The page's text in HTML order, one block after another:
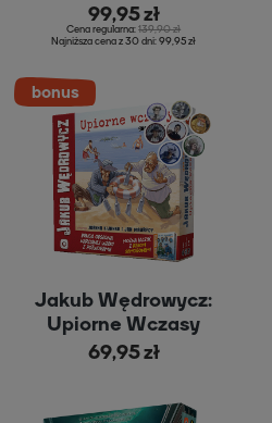
99,95 zł
Cena regularna:139,90 zł
Najniższa cena z 30 dni:99,95 zł
Jakub Wędrowycz:
Upiorne Wczasy
69,95 zł